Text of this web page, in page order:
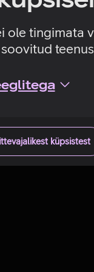
ole tingimata
küpsistest